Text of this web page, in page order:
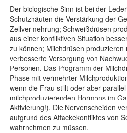
Der biologische Sinn ist bei der
Schutzhäuten die Verstärkung der
Zellvermehrung; Schweißdrüsen
aus einer konfliktiven Situation
zu können; Milchdrüsen produzieren
verbesserte Versorgung von
Personen. Das Programm der
Phase mit vermehrter
wenn die Frau stillt oder aber
milchproduzierenden Hormons im
Aktivierung!). Die Nervenscheiden
aufgrund des Attackekonfliktes von
wahrnehmen zu müssen.